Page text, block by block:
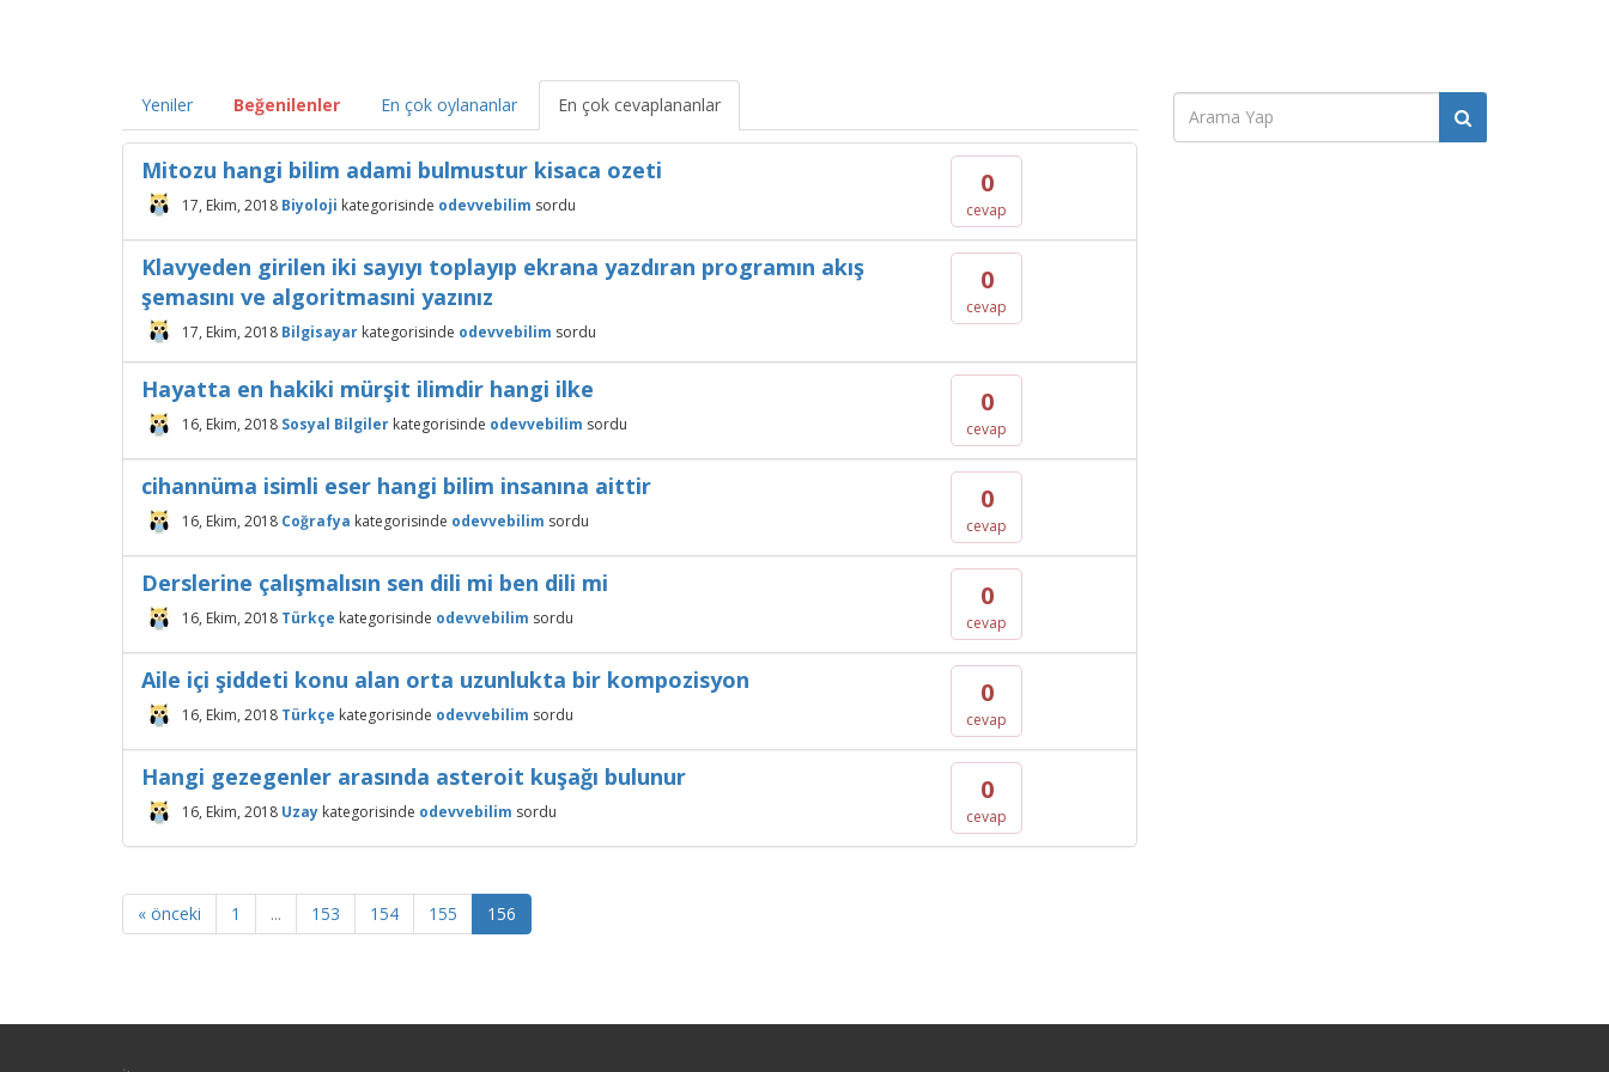
Yeniler Beğenilenler En çok oylananlar En çok cevaplananlar
0
cevap
Mitozu hangi bilim adami bulmustur kisaca ozeti
17, Ekim, 2018 Biyoloji kategorisinde odevvebilim sordu
0
cevap
Klavyeden girilen iki sayıyı toplayıp ekrana yazdıran programın akış
şemasını ve algoritmasıni yazınız
17, Ekim, 2018 Bilgisayar kategorisinde odevvebilim sordu
0
cevap
Hayatta en hakiki mürşit ilimdir hangi ilke
16, Ekim, 2018 Sosyal Bilgiler kategorisinde odevvebilim sordu
0
cevap
cihannüma isimli eser hangi bilim insanına aittir
16, Ekim, 2018 Coğrafya kategorisinde odevvebilim sordu
0
cevap
Derslerine çalışmalısın sen dili mi ben dili mi
16, Ekim, 2018 Türkçe kategorisinde odevvebilim sordu
0
cevap
Aile içi şiddeti konu alan orta uzunlukta bir kompozisyon
16, Ekim, 2018 Türkçe kategorisinde odevvebilim sordu
0
cevap
Hangi gezegenler arasında asteroit kuşağı bulunur
16, Ekim, 2018 Uzay kategorisinde odevvebilim sordu
« önceki 1 ... 153 154 155 156